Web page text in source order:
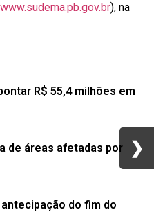
www.sudema.pb.gov.br), na
R$ 55,4 milhões em
de áreas afetadas por
do fim do
❯
❯